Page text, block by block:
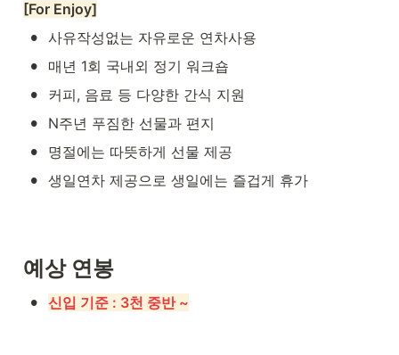
[For Enjoy]
• 사유작성없는 자유로운 연차사용
• 매년 1회 국내외 정기 워크숍
• 커피, 음료 등 다양한 간식 지원
• N주년 푸짐한 선물과 편지
• 명절에는 따뜻하게 선물 제공
• 생일연차 제공으로 생일에는 즐겁게 휴가
예상 연봉
• 신입 기준 : 3천 중반 ~